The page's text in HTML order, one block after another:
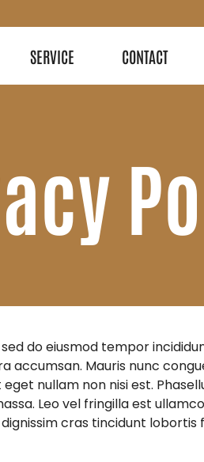
SERVICE CONTACT
do eiusmod tempor
Mauris nunc
nullam non nisi est.
Leo vel fringilla est
cras tincidunt lobortis